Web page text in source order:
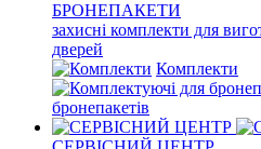
БРОНЕПАКЕТИ
захисні комплекти для
дверей
Комплекти
бронепакетів